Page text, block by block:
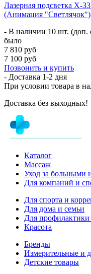
Лазерная подсветка X-
(Анимация "Светлячок")
- В наличии 10 шт. (доп.
было
7 810 руб
7 100 руб
Позвонить и купить
- Доставка 1-2 дня
При условии товара в
Доставка без выходных!
Каталог
Массаж
Уход за больными
Для компаний и
Для спорта и
Для дома и семьи
Для профилактики
Красота
Бренды
Измерительные и
Детские товары